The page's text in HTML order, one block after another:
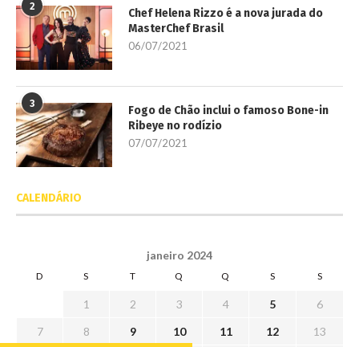
2
Chef Helena Rizzo é a nova jurada do
MasterChef Brasil
06/07/2021
3
Fogo de Chão inclui o famoso Bone-in
Ribeye no rodízio
07/07/2021
CALENDÁRIO
janeiro 2024
D S T Q Q S S
1 2 3 4 5
6
7
8 9 10 11 12 13